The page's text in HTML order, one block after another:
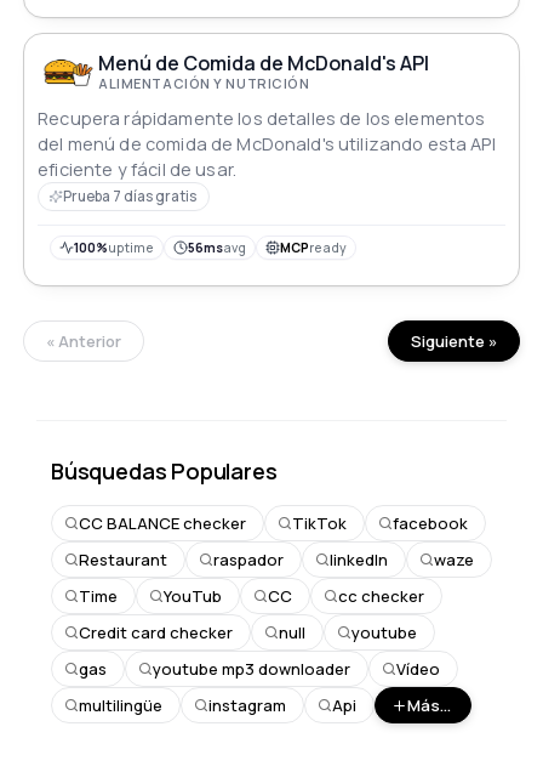
Menú de Comida de McDonald's API
ALIMENTACIÓN Y NUTRICIÓN
Recupera rápidamente los detalles de los elementos
del menú de comida de McDonald's utilizando esta API
eficiente y fácil de usar.
Prueba 7 días gratis
100%uptime 56msavg MCPready
« Anterior Siguiente »
Búsquedas Populares
CC BALANCE checker TikTok
facebook
Restaurant
raspador linkedIn
waze
Time
YouTub CC
cc checker
Credit card checker
null
youtube
gas
youtube mp3 downloader
Vídeo
multilingüe
instagram Api Más...